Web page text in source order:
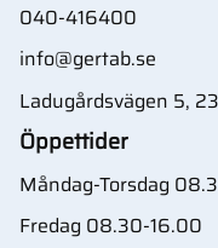
040-416400
info@gertab.se
Ladugårdsvägen 5,
Öppettider
Måndag-Torsdag
Fredag 08.30-16.00